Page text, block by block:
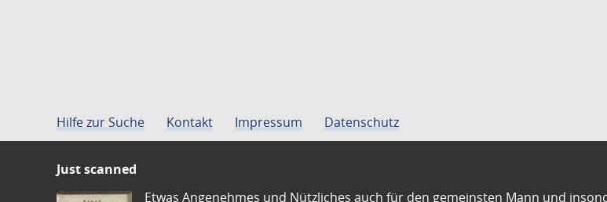
Hilfe zur Suche Kontakt Impressum Datenschutz
Just scanned
Etwas Angenehmes und Nützliches auch für den gemeinsten Mann und